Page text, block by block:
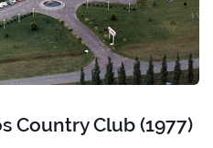
Country Club (1977)